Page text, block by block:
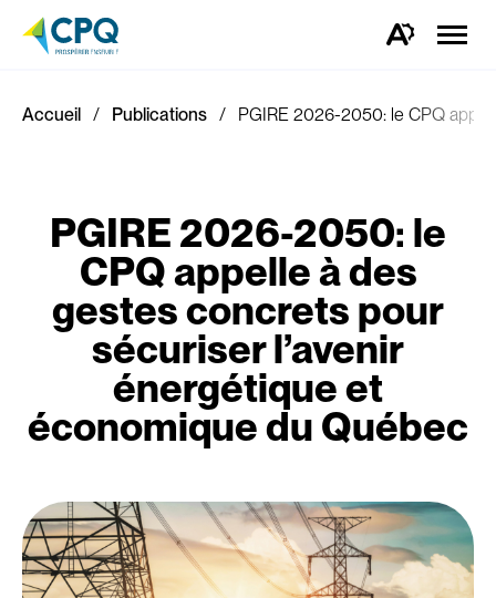
Ouvrez
d'accessibilité.
la
Accueil Publications PGIRE 2026-2050: le CPQ
PGIRE 2026-2050: le
CPQ appelle à des
gestes concrets pour
sécuriser l’avenir
énergétique et
économique du Québec